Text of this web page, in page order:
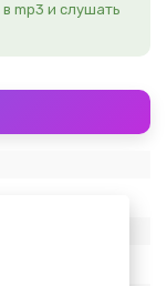
в mp3 и слушать